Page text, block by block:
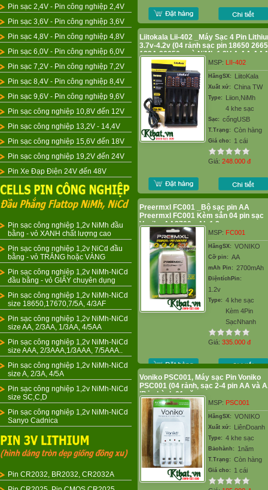
Pin sạc 2,4V - Pin công nghiệp 2,4V
Pin sạc 3,6V - Pin công nghiệp 3,6V
Pin sạc 4,8V - Pin công nghiệp 4,8V
Pin sạc 6,0V - Pin công nghiệp 6,0V
Pin sạc 7,2V - Pin công nghiệp 7,2V
Pin sạc 8,4V - Pin công nghiệp 8,4V
Pin sạc 9,6V - Pin công nghiệp 9,6V
Pin sạc công nghiệp 10,8V đến 12V
Pin sạc công nghiệp 13,2V - 14,4V
Pin sạc công nghiệp 15,6V đến 18V
Pin sạc công nghiệp 19,2V đến 24V
Pin Xe Đạp Điện 24V đến 48V
Pin sạc công nghiệp 1,2v NiMh đầu
bằng - vỏ XANH chất lượng cao
Pin sạc công nghiệp 1,2v NiCd đầu
bằng - vỏ TRẮNG hoặc VÀNG
Pin sạc công nghiệp 1,2v NiMh-NiCd
đầu bằng - vỏ GIẤY chuyên dụng
Pin sạc công nghiệp 1,2v NiMh-NiCd
size 18650,17670,7/5A, 4/3AF
Pin sạc công nghiệp 1,2v NiMh-NiCd
size AA, 2/3AA, 1/3AA, 4/5AA
Pin sạc công nghiệp 1,2v NiMh-NiCd
size AAA, 2/3AAA,1/3AAA, 7/5AAA..
Pin sạc công nghiệp 1,2v NiMh-NiCd
size A, 2/3A, 4/5A
Pin sạc công nghiệp 1,2v NiMh-NiCd
size SC,C,D
Pin sạc công nghiệp 1,2v NiMh-NiCd
Sanyo Cadnica
Pin CR2032, BR2032, CR2032A
Liitokala Lii-402 _Máy Sạc 4 Pin
3.7v-4.2v (04 rảnh sạc pin 18650
123A 26650,...và NiMh 1.2V A AA
MSP: LII-402
HãngSX: LiitoKala
Xuất xứ: China TW
Type:
Liion,NiMh
4 khe sạc
Sạc: cổngUSB
T.Trạng: Còn hàng
Giá cho: 1 cái
Giá: 248.000 đ
Preermxl FC001 _Bộ sạc pin AA
Preermxl FC001 Kèm sẳn 04 pin sạc
Voniko AA2700mAh 1.2v
MSP: FC001
HãngSX: VONIKO
Cỡ pin: AA
mAh Pin: 2700mAh
ĐiệntíchPin:
1.2v
Type: 4 khe sạc
Kèm 4Pin
SạcNhanh
Giá: 335.000 đ
Voniko PSC001, Máy sạc Pin Voniko
PSC001 (04 rảnh, sạc 2-4 pin AA và
|Bảo hành 01 năm
MSP: PSC001
HãngSX: VONIKO
Xuất xứ: LiênDoanh
Type: 4 khe sạc
Bảohành: 1năm
T.Trạng: Còn hàng
Giá cho: 1 cái